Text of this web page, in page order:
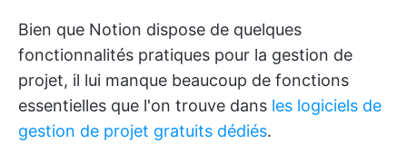
Bien que Notion dispose de quelques
fonctionnalités pratiques pour la gestion de
projet, il lui manque beaucoup de fonctions
essentielles que l'on trouve dans les logiciels de
gestion de projet gratuits dédiés.